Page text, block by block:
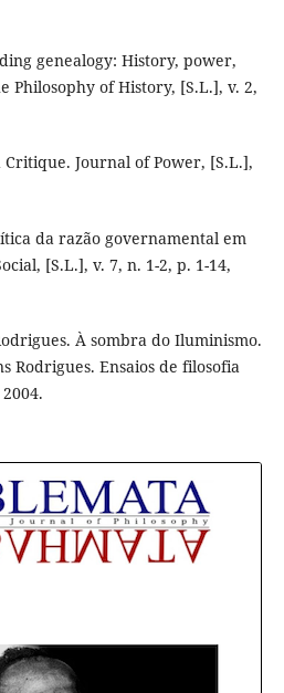
genealogy: History, power,
Philosophy of History, [S.L.], v. 2,
Journal of Power, [S.L.],
da razão governamental em
[S.L.], v. 7, n. 1-2, p. 1-14,
À sombra do Iluminismo.
Rodrigues. Ensaios de filosofia